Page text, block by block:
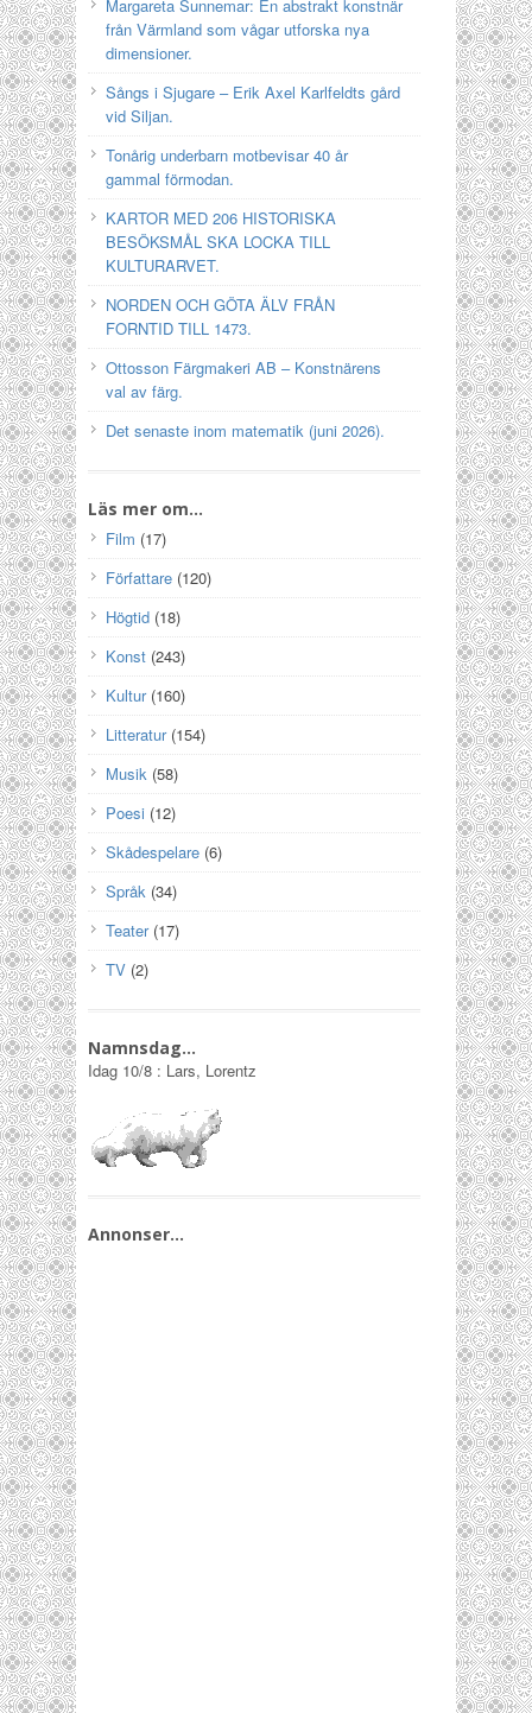
Margareta Sunnemar: En abstrakt konstnär
från Värmland som vågar utforska nya
dimensioner.
Sångs i Sjugare – Erik Axel Karlfeldts gård
vid Siljan.
Tonårig underbarn motbevisar 40 år
gammal förmodan.
KARTOR MED 206 HISTORISKA
BESÖKSMÅL SKA LOCKA TILL
KULTURARVET.
NORDEN OCH GÖTA ÄLV FRÅN
FORNTID TILL 1473.
Ottosson Färgmakeri AB – Konstnärens
val av färg.
Det senaste inom matematik (juni 2026).
Läs mer om…
Film (17)
Författare (120)
Högtid (18)
Konst (243)
Kultur(160)
Litteratur(154)
Musik (58)
Poesi (12)
Skådespelare (6)
Språk (34)
Teater(17)
TV (2)
Namnsdag…
Idag 10/8 : Lars, Lorentz
Annonser…